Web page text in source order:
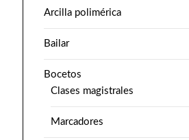
Arcilla polimérica
Bailar
Bocetos
Clases magistrales
Marcadores